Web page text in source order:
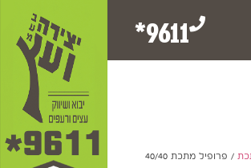
9611*
/ פרופיל מתכת 40/40